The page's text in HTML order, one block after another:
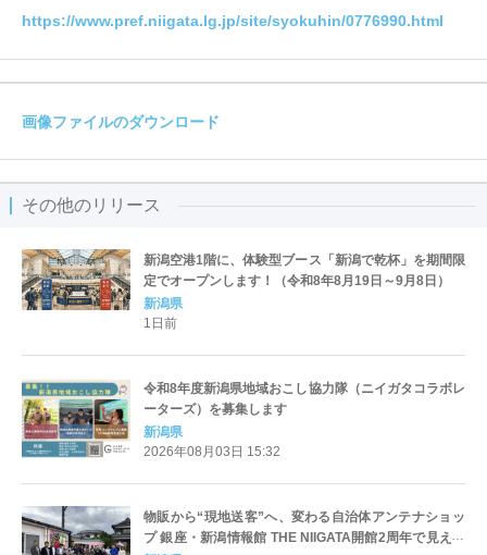
https://www.pref.niigata.lg.jp/site/syokuhin/0776990.html
画像ファイルのダウンロード
その他のリリース
新潟空港1階に、体験型ブース「新潟で乾杯」を期間限
定でオープンします！（令和8年8月19日～9月8日）
新潟県
1日前
令和8年度新潟県地域おこし協力隊（ニイガタコラボレ
ーターズ）を募集します
新潟県
2026年08月03日 15:32
物販から“現地送客”へ、変わる自治体アンテナショッ
プ 銀座・新潟情報館 THE NIIGATA開館2周年で見えた